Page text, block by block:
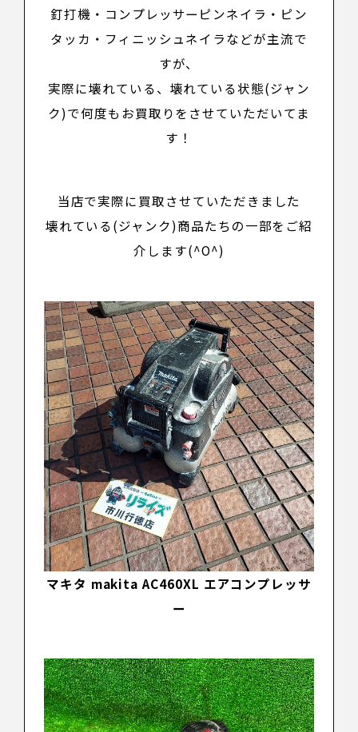
釘打機・コンプレッサーピンネイラ・ピン
タッカ・フィニッシュネイラなどが主流で
すが、
実際に壊れている、壊れている状態(ジャン
ク)で何度もお買取りをさせていただいてま
す！
当店で実際に買取させていただきました
壊れている(ジャンク)商品たちの一部をご紹
介します(^O^)
マキタ makita AC460XL エアコンプレッサ
ー